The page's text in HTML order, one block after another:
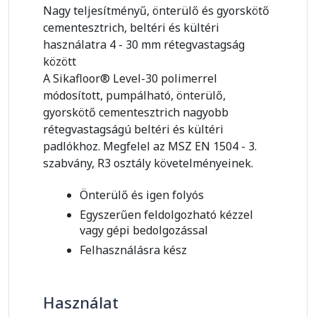
Nagy teljesítményű, önterülő és gyorskötő
cementesztrich, beltéri és kültéri
használatra 4 - 30 mm rétegvastagság
között
A Sikafloor® Level-30 polimerrel
módosított, pumpálható, önterülő,
gyorskötő cementesztrich nagyobb
rétegvastagságú beltéri és kültéri
padlókhoz. Megfelel az MSZ EN 1504 - 3.
szabvány, R3 osztály követelményeinek.
Önterülő és igen folyós
Egyszerűen feldolgozható kézzel
vagy gépi bedolgozással
Felhasználásra kész
Használat